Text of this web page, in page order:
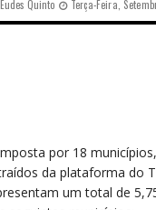
Eudes Quinto Terça-Feira,
por 18
da plataforma do
um total de